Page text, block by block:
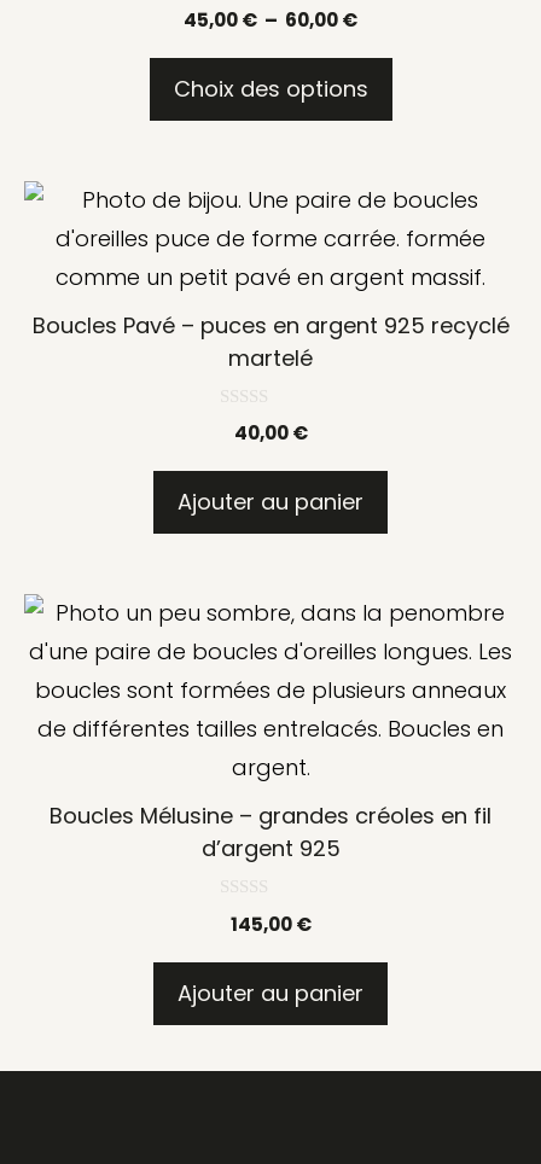
0
s
r
5
45,00€ – 60,00€Plage
prix :
45,00 €
Choix des options
la
page
produit
Boucles Pavé – puces en argent 925 recyclé
martelé
r
5
40,00€
Ajouter au panier
Boucles Mélusine – grandes créoles en fil
d’argent 925
r
5
145,00€
Ajouter au panier